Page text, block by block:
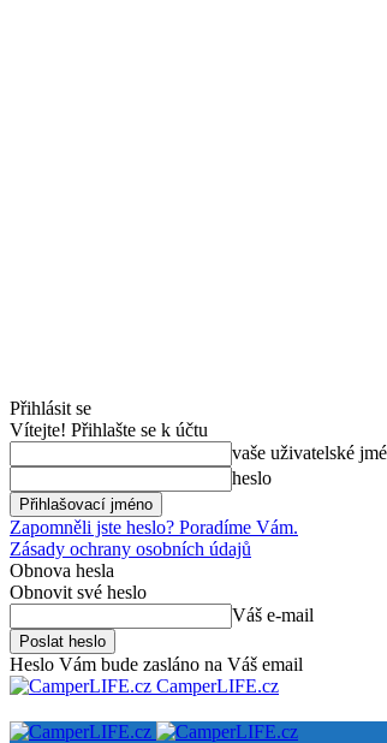
Přihlásit se
Vítejte! Přihlašte se k účtu
vaše uživatelské
heslo
Zapomněli jste heslo? Poradíme Vám.
Zásady ochrany osobních údajů
Obnova hesla
Obnovit své heslo
Váš e-mail
Heslo Vám bude zasláno na Váš email
CamperLIFE.cz